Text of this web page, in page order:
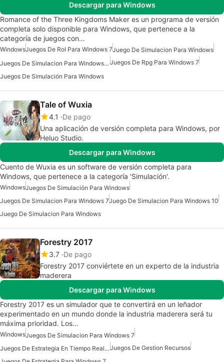
Descargar para Windows
Romance of the Three Kingdoms Maker es un programa de versión
completa solo disponible para Windows, que pertenece a la
categoría de juegos con…
WindowsJuegos De Rol Para Windows 7Juego De Simulacion Para Windows
Juegos De Simulacion Para Windows 10 Juegos De Rpg Para Windows 7
Juegos De Simulación Para Windows
Tale of Wuxia
4.1
De pago
Una aplicación de versión completa para Windows, por
Heluo Studio.
Descargar para Windows
Cuento de Wuxia es un software de versión completa para
Windows, que pertenece a la categoría 'Simulación'.
WindowsJuegos De Simulación Para Windows
Juegos De Simulacion Para Windows 7Juego De Simulacion Para Windows 10
Juego De Simulacion Para Windows
Forestry 2017
3.7 De pago
Forestry 2017 conviértete en un experto de la industria
maderera
Descargar para Windows
Forestry 2017 es un simulador que te convertirá en un leñador
experimentado en un mundo donde la industria maderera será tu
máxima prioridad. Los…
WindowsJuegos De Simulacion Para Windows 7
Juegos De Estrategia En Tiempo Real Para WindowsJuegos De Gestion Recursos